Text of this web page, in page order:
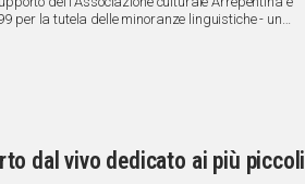
per la tutela delle minoranze linguistiche - un
della lingua sarda e della poesia estemporanea
dal vivo dedicato ai più piccoli